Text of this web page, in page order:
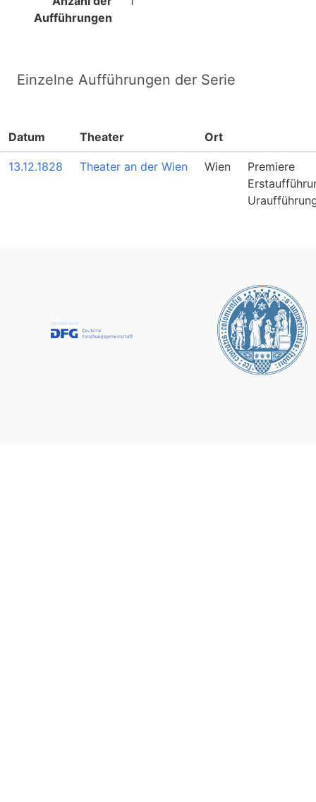
Aufführungen
Einzelne Aufführungen der Serie
Datum Theater Ort
13.12.1828 Theater an der Wien Wien
Premiere